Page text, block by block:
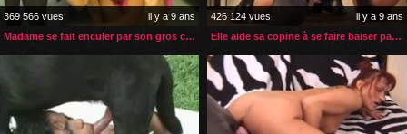
369 566 vues
il y a 9 ans
Madame se fait enculer par son gros chien
426 124 vues
il y a 9 ans
Elle aide sa copine à se faire baiser par le chien